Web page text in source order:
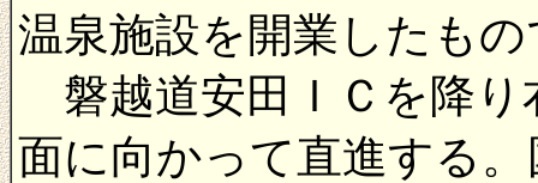
温泉施設を開業したも
磐越道安田ＩＣを降り
面に向かって直進する